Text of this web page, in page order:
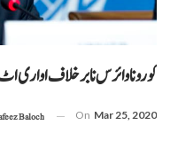
کورونا وائرس نا برخلاف
Baloch On Mar 25, 2020